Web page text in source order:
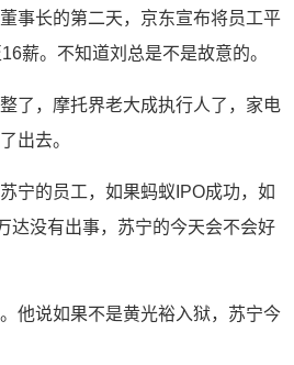
事长的第二天，京东宣布将员工平
薪。不知道刘总是不是故意的。
了，摩托界老大成执行人了，家电
出去。
宁的员工，如果蚂蚁IPO成功，如
达没有出事，苏宁的今天会不会好
他说如果不是黄光裕入狱，苏宁今